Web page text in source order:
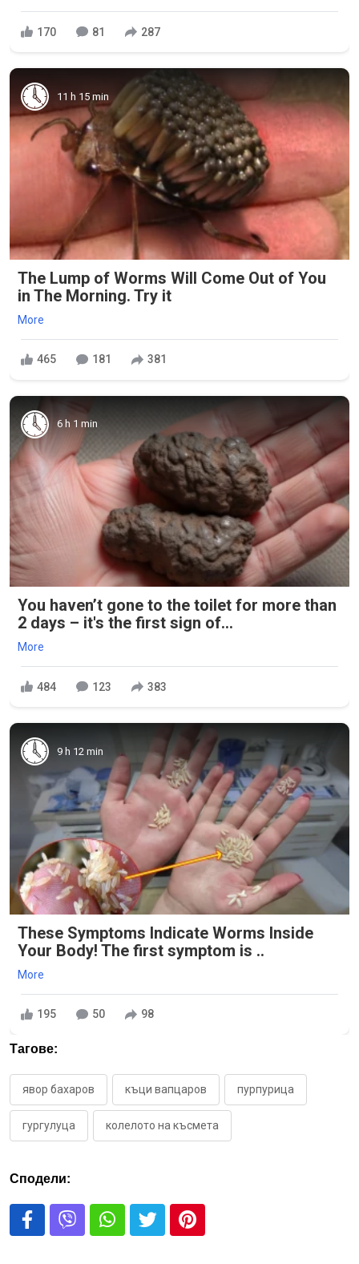
170 81 287
11 h 15 min
The Lump of Worms Will Come Out of You
in The Morning. Try it
More
465 181 381
6 h 1 min
You haven’t gone to the toilet for more than
2 days – it's the first sign of...
More
484 123 383
9 h 12 min
These Symptoms Indicate Worms Inside
Your Body! The first symptom is ..
More
195 50 98
Тагове:
явор бахаров къци вапцаров пурпурица
гургулуца колелото на късмета
Сподели: